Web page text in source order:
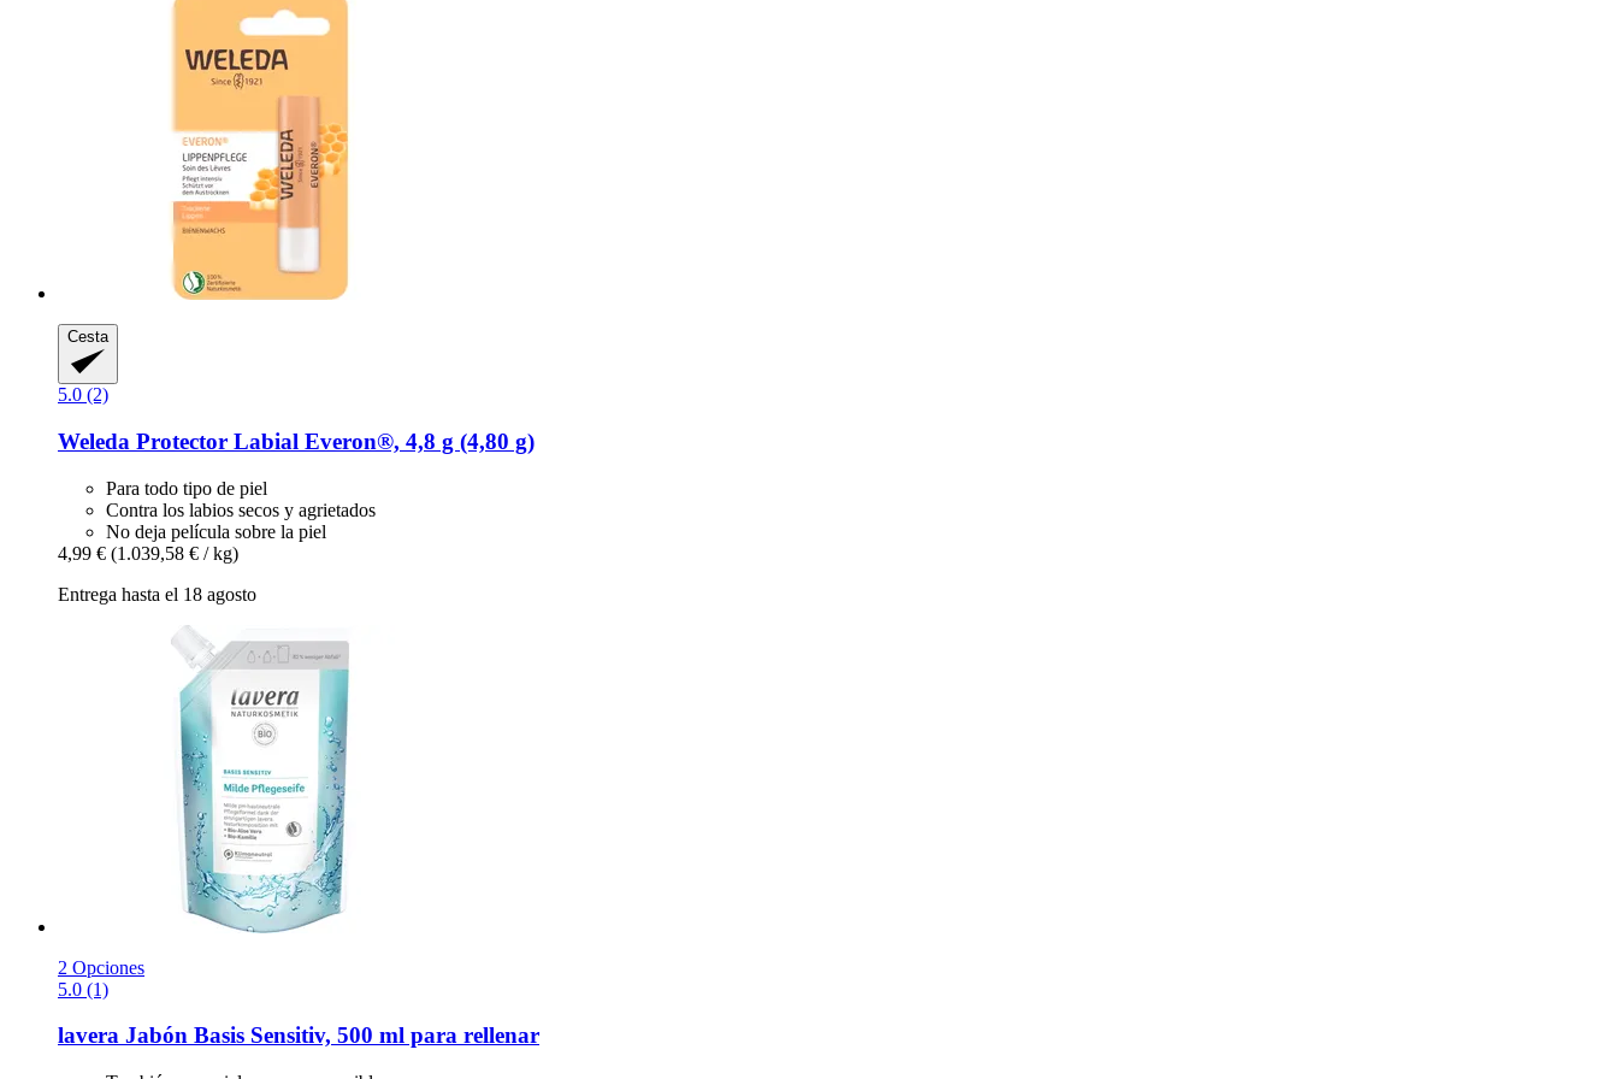
Cesta
5.0 (2)
Weleda Protector Labial Everon®, 4,8 g (4,80 g)
Para todo tipo de piel
Contra los labios secos y agrietados
No deja película sobre la piel
4,99 € (1.039,58 € / kg)
Entrega hasta el 18 agosto
2 Opciones
5.0 (1)
lavera Jabón Basis Sensitiv, 500 ml para rellenar